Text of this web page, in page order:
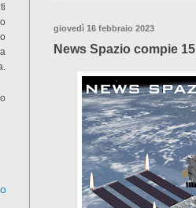
giovedì 16 febbraio 2023
News Spazio compie